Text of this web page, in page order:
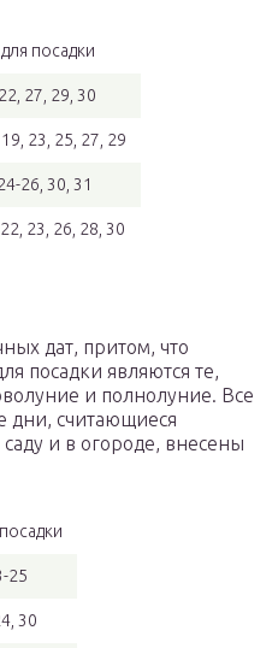
посадки
27, 29, 30
23, 25, 27, 29
26, 30, 31
23, 26, 28, 30
дат, притом, что
посадки являются те,
и полнолуние. Все
дни, считающиеся
и в огороде, внесены
25
30